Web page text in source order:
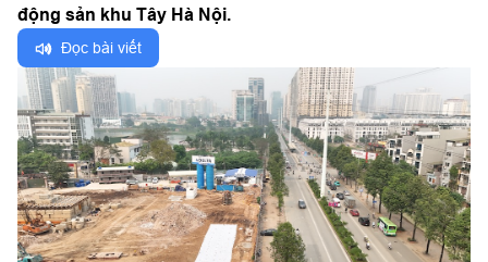
động sản khu Tây Hà Nội.
Đọc bài viết